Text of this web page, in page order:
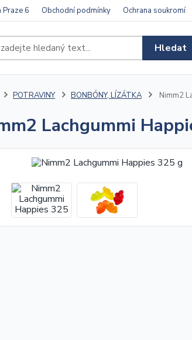
Praze 6 Obchodní podmínky Ochrana soukromí
Hledat
POTRAVINY BONBÓNY, LÍZÁTKA Nimm2
Lachgummi